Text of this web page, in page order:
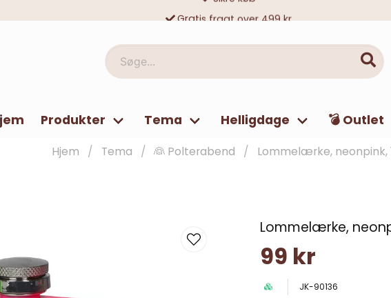
Søge...
Produkter Tema Helligdage 💣 Outlet
Hjem Tema 👰 Polterabend Lommelærke, neonpink,
Lommelærke,
99 kr
JK-90136